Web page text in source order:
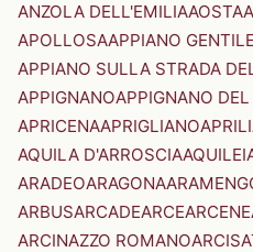
ANZOLA DELL'EMILIAAOSTA
APOLLOSAAPPIANO GENTILE
APPIANO SULLA STRADA
APPIGNANOAPPIGNANO
APRICENAAPRIGLIANO
AQUILA D'ARROSCIA
ARADEOARAGONA
ARBUSARCADEARCEARCENE
ARCINAZZO ROMANO